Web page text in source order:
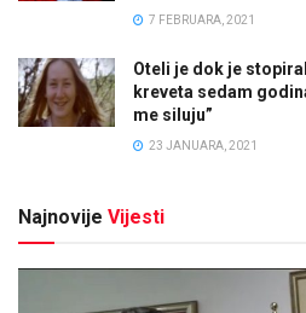
7 FEBRUARA, 2021
Oteli je dok je
kreveta sedam
me siluju”
23 JANUARA, 2021
Najnovije Vijesti